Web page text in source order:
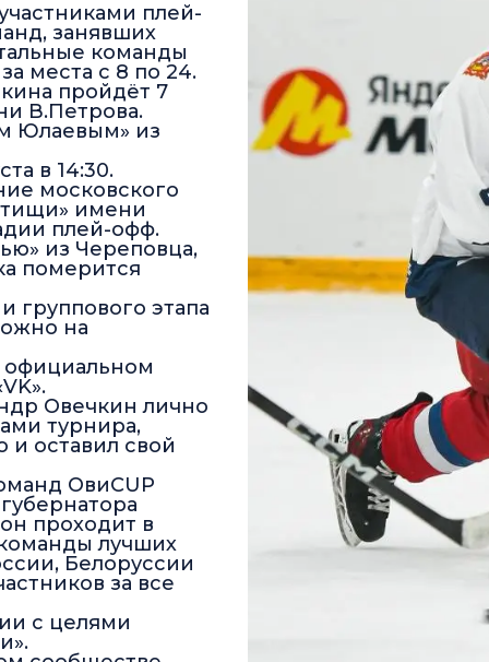
плей-
занявших
команды
места с 8 по 24.
пройдёт 7
В.Петрова.
Юлаевым» из
в 14:30.
московского
имени
плей-офф.
из Череповца,
померится
этапа
на
официальном
.
Овечкин лично
турнира,
оставил свой
ОвиCUP
проходит в
лучших
Белоруссии
за все
с целями